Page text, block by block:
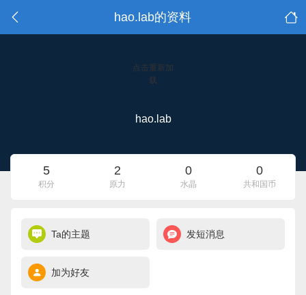
hao.lab的资料
点击重新加
载
hao.lab
5
积分
2
原力
0
水晶
0
共和国币
Ta的主题 发短消息
加为好友